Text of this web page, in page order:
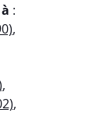
:
,
,
,